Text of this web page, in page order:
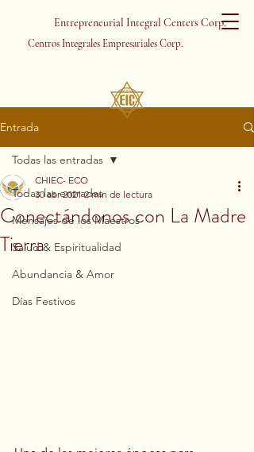
Entrepreneurial Integral Centers Corp.
Centros Integrales Empresariales Corp.
Entrada
Todas las entradas
Mensajes de los Maestros
Salud & Espiritualidad
Abundancia & Amor
Días Festivos
Todas las entradas
Conectándonos con La Madre
Tierra
CHIEC- ECO
30 abr 2021 2 min de lectura